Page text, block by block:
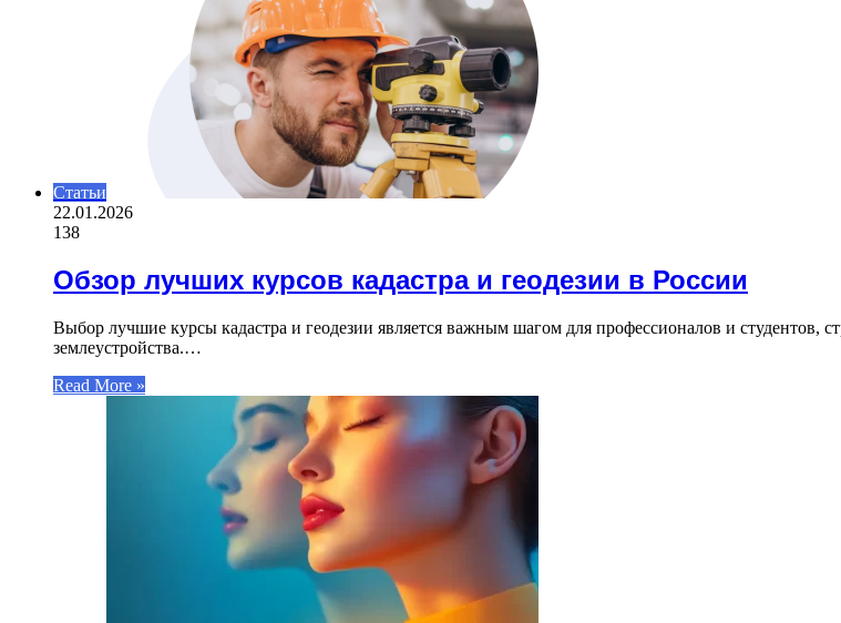
Статьи
22.01.2026
138
Обзор лучших курсов кадастра и геодезии в России
Выбор лучшие курсы кадастра и геодезии является важным шагом для профессионалов и студентов,
землеустройства.…
Read More »